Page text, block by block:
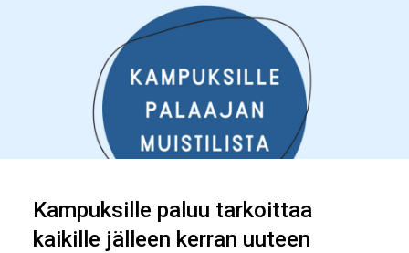
Kampuksille paluu tarkoittaa
kaikille jälleen kerran uuteen